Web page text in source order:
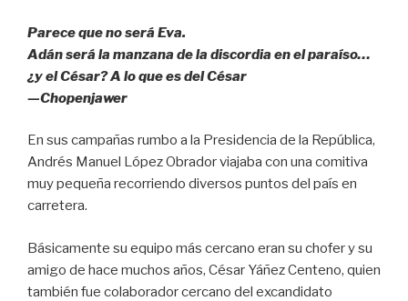
Parece que no será Eva.
Adán será la manzana de la discordia en el paraíso…
¿y el César? A lo que es del César
—Chopenjawer
En sus campañas rumbo a la Presidencia de la República,
Andrés Manuel López Obrador viajaba con una comitiva
muy pequeña recorriendo diversos puntos del país en
carretera.
Básicamente su equipo más cercano eran su chofer y su
amigo de hace muchos años, César Yáñez Centeno, quien
también fue colaborador cercano del excandidato